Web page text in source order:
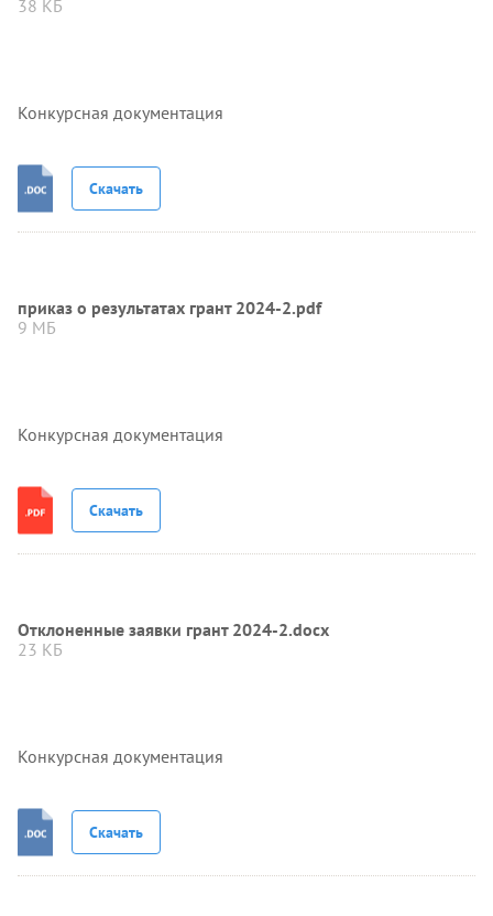
38 КБ
Конкурсная документация
Скачать
приказ о результатах грант 2024-2.pdf
9 МБ
Конкурсная документация
Скачать
Отклоненные заявки грант 2024-2.docx
23 КБ
Конкурсная документация
Скачать